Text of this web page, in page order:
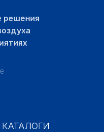
решения
КАТАЛОГИ